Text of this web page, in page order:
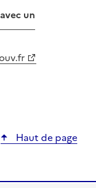
un
Haut de page